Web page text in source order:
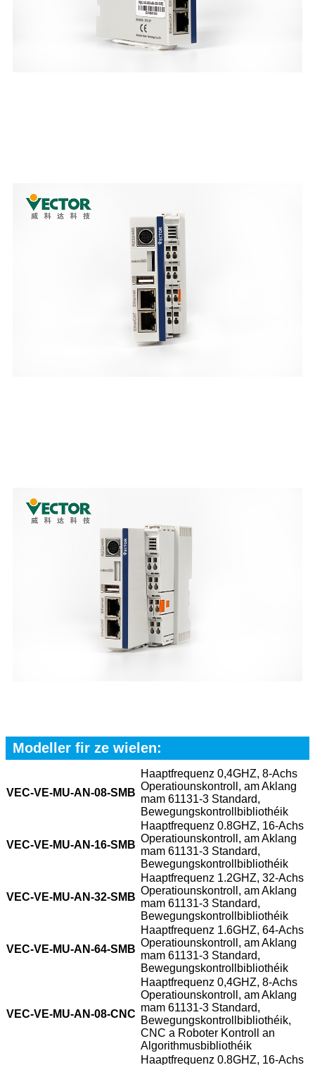
Modeller fir ze wielen:
VEC-VE-MU-AN-08-SMB
Haaptfrequenz 0,4GHZ, 8-Achs
Operatiounskontroll, am Aklang
mam 61131-3 Standard,
Bewegungskontrollbibliothéik
VEC-VE-MU-AN-16-SMB
Haaptfrequenz 0.8GHZ, 16-Achs
Operatiounskontroll, am Aklang
mam 61131-3 Standard,
Bewegungskontrollbibliothéik
VEC-VE-MU-AN-32-SMB
Haaptfrequenz 1.2GHZ, 32-Achs
Operatiounskontroll, am Aklang
mam 61131-3 Standard,
Bewegungskontrollbibliothéik
VEC-VE-MU-AN-64-SMB
Haaptfrequenz 1.6GHZ, 64-Achs
Operatiounskontroll, am Aklang
mam 61131-3 Standard,
Bewegungskontrollbibliothéik
VEC-VE-MU-AN-08-CNC
Haaptfrequenz 0,4GHZ, 8-Achs
Operatiounskontroll, am Aklang
mam 61131-3 Standard,
Bewegungskontrollbibliothéik,
CNC a Roboter Kontroll an
Algorithmusbibliothéik
Haaptfrequenz 0.8GHZ, 16-Achs